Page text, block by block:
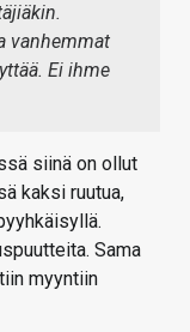
vanhemmat
Ei ihme
siinä on ollut
kaksi ruutua,
Sama
myyntiin